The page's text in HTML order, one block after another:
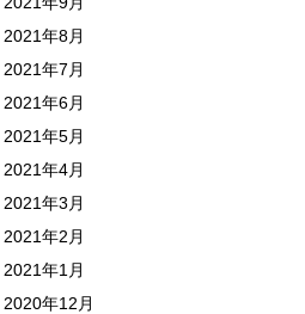
2021年8月
2021年7月
2021年6月
2021年5月
2021年4月
2021年3月
2021年2月
2021年1月
2020年12月